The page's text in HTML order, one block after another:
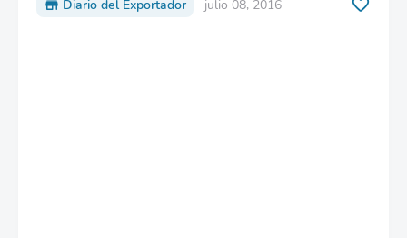
Diario del Exportador julio 08, 2016